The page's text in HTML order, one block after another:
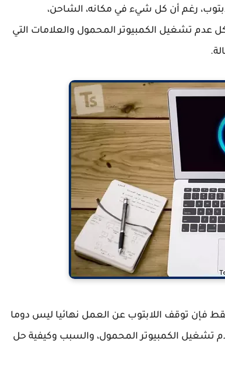
رغم أن كل شيء في مكانه، الشاحن،
عدم تشغيل الكمبيوتر المحمول والعلامات التي
توقف اللابتوب عن العمل نهائيا ليس دوما
تشغيل الكمبيوتر المحمول، والسبب وكيفية حل